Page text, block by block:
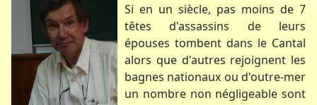
Si en un siècle, pas moins de 7
têtes d'assassins de leurs
épouses tombent dans le Cantal
alors que d'autres rejoignent les
bagnes nationaux ou d'outre-mer
un nombre non négligeable sont